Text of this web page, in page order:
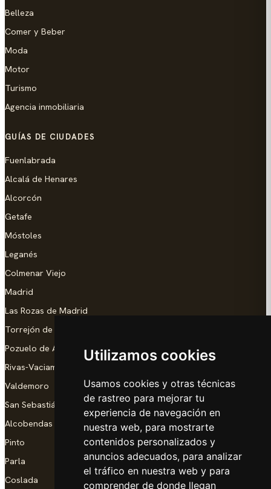
Utilizamos cookies
Usamos cookies y otras técnicas
de rastreo para mejorar tu
experiencia de navegación en
nuestra web, para mostrarte
contenidos personalizados y
anuncios adecuados, para analizar
el tráfico en nuestra web y para
comprender de donde llegan
Belleza
Comer y Beber
Moda
Motor
Turismo
Agencia inmobiliaria
GUÍAS DE CIUDADES
Fuenlabrada
Alcalá de Henares
Alcorcón
Getafe
Móstoles
Leganés
Colmenar Viejo
Madrid
Las Rozas de Madrid
Torrejón de Ardoz
Pozuelo de Alarcón
Rivas-Vaciamadrid
Valdemoro
San Sebastián de los Reyes
Alcobendas
Pinto
Parla
Coslada